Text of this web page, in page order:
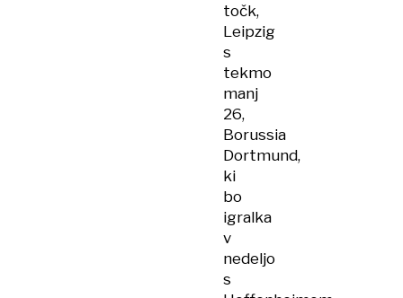
točk,
Leipzig
s
tekmo
manj
26,
Borussia
Dortmund,
ki
bo
igralka
v
nedeljo
s